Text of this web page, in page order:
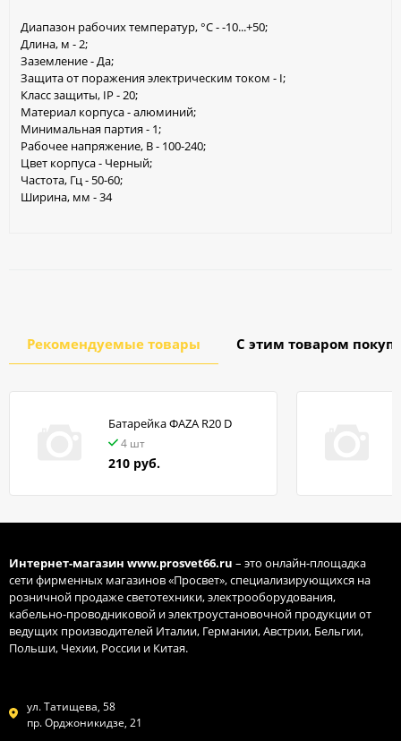
Диапазон рабочих температур, °С - -10...+50;
Длина, м - 2;
Заземление - Да;
Защита от поражения электрическим током - I;
Класс защиты, IP - 20;
Материал корпуса - алюминий;
Минимальная партия - 1;
Рабочее напряжение, В - 100-240;
Цвет корпуса - Черный;
Частота, Гц - 50-60;
Ширина, мм - 34
Рекомендуемые товары С этим товаром
Батарейка ФАZA R20 D
4 шт
210 руб.
Интернет-магазин www.prosvet66.ru – это онлайн-площадка
сети фирменных магазинов «Просвет», специализирующихся на
розничной продаже светотехники, электрооборудования,
кабельно-проводниковой и электроустановочной продукции от
ведущих производителей Италии, Германии, Австрии, Бельгии,
Польши, Чехии, России и Китая.
ул. Татищева, 58
пр. Орджоникидзе, 21